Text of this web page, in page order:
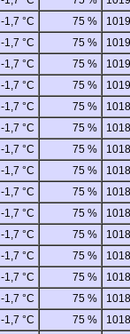
-1,7 °C 75 %
-1,7 °C 75 %
-1,7 °C 75 %
-1,7 °C 75 %
-1,7 °C 75 %
-1,7 °C 75 %
-1,7 °C 75 %
-1,7 °C 75 %
-1,7 °C 75 %
-1,7 °C 75 %
-1,7 °C 75 %
-1,7 °C 75 %
-1,7 °C 75 %
-1,7 °C 75 %
-1,7 °C 75 %